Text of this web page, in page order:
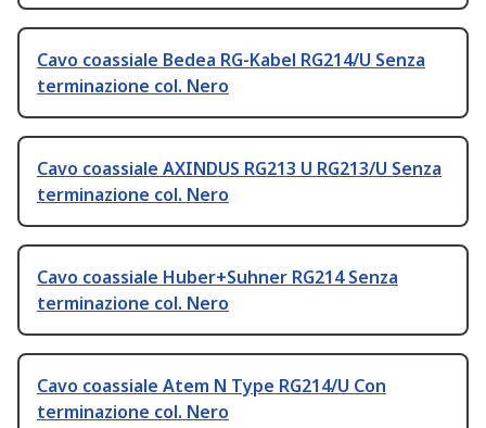
Cavo coassiale Bedea RG-Kabel RG214/U Senza
terminazione col. Nero
Cavo coassiale AXINDUS RG213 U RG213/U Senza
terminazione col. Nero
Cavo coassiale Huber+Suhner RG214 Senza
terminazione col. Nero
Cavo coassiale Atem N Type RG214/U Con
terminazione col. Nero